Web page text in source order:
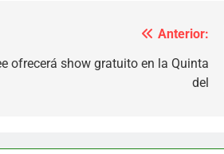
Anterior:
ofrecerá show gratuito en la Quinta
del